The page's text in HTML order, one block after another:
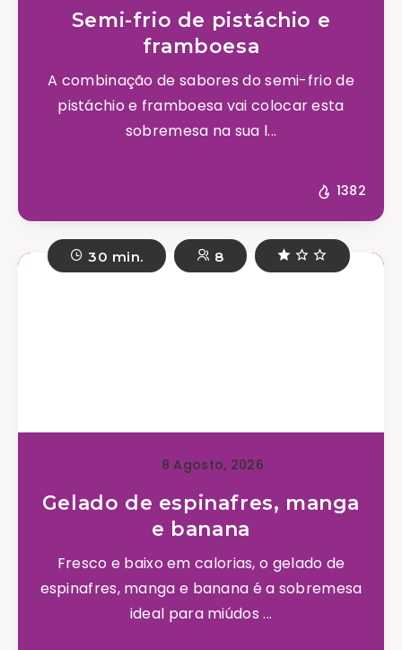
Semi-frio de pistáchio e
framboesa
A combinação de sabores do semi-frio de
pistáchio e framboesa vai colocar esta
sobremesa na sua l...
1382
30 min. 8
8 Agosto, 2026
Gelado de espinafres, manga
e banana
Fresco e baixo em calorias, o gelado de
espinafres, manga e banana é a sobremesa
ideal para miúdos ...